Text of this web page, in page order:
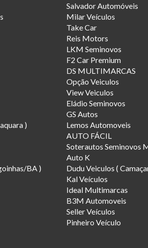
Salvador Automóveis
Milar Veículos
Take Car
Reis Motors
LKM Seminovos
F2 Car Premium
DS MULTIMARCAS
Opção Veiculos
View Veiculos
Eládio Seminovos
GS Autos
)
Lemos Automoveis
AUTO FÁCIL
Soterautos Seminovos
Auto K
BA )
Dudu Veiculos (
Kal Veículos
Ideal Multimarcas
B3M Automoveis
Seller Veículos
Pinheiro Veículo